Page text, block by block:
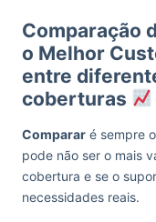
Comparação
o Melhor
entre
coberturas
Comparar é sempre o
pode não ser o mais
cobertura e se o
necessidades reais.